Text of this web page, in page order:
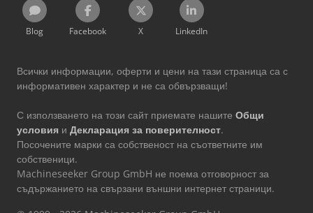
Blog Facebook X LinkedIn
Всички информации, оферти и цени на тази страница са с
информативен характер и не са обвързващи!
С използването на този сайт приемате нашите Общи
условия и Декларация за поверителност.
Посочените марки са собственост на съответните им
собственици.
Machineseeker Group GmbH не поема отговорност за
съдържанието на свързани външни интернет страници.